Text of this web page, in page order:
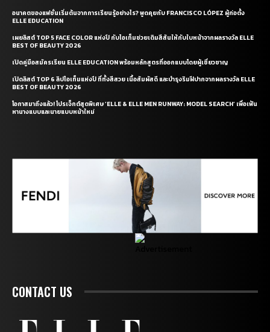
อนาคตของแฟชั่นเริ่มต้นจากการเรียนรู้อย่างไร? พูดคุยกับ FRANCISCO LÓPEZ ผู้ก่อตั้ง
ELLE EDUCATION
เผยลิสต์ TOP 5 FACE COLOR แห่งปี กับไอเท็มช่วยเติมสีสันให้กับใบหน้าจากผลรางวัล ELLE
BEST OF BEAUTY 2026
เปิดคู่มือสมัครเรียน ELLE EDUCATION พร้อมหลักสูตรที่ออกแบบโดยผู้เชี่ยวชาญ
เปิดลิสต์ TOP 6 ลิปไอเท็มแห่งปี ที่ทั้งสีสวย เนื้อสัมผัสดี และบำรุงริมฝีปากจากผลรางวัล ELLE
BEST OF BEAUTY 2026
โอกาสมาถึงแล้ว! โปรเจ็กต์สุดพิเศษ ‘ELLE & ELLE MEN RUNWAY: MODEL SEARCH’ เพื่อเฟ้น
หานางแบบและนายแบบหน้าใหม่
CONTACT US